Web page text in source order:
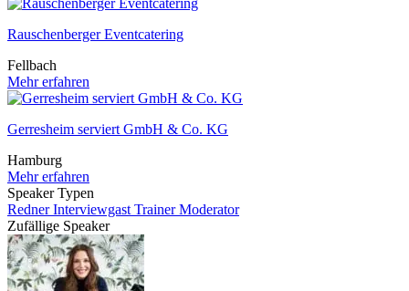
Rauschenberger Eventcatering
Fellbach
Mehr erfahren
Gerresheim serviert GmbH & Co. KG
Hamburg
Mehr erfahren
Speaker Typen
RednerInterviewgast TrainerModerator
Zufällige Speaker